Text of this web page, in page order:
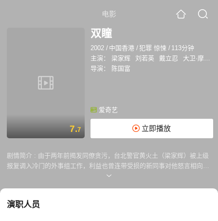
电影
7.7
双瞳
2002 / 中国香港 /犯罪 惊悚 / 113分钟
主演：
梁家辉 刘若英 戴立忍 大卫·摩斯
导演：
陈国富
爱奇艺
立即播放
剧情简介 : 由于两年前揭发同僚贪污，台北警官黄火土（梁家辉）被上级
报复调入冷门的外事组工作，利益也曾连带受损的新同事对他怒言相向，
加上妻子清芳（刘若英）受不了他长期不回家要求离婚，黄火土感觉他的
秘的黑霉菌产生幻觉而死，因为缺乏此方面的人才，当局从美国请来此种
演职人员